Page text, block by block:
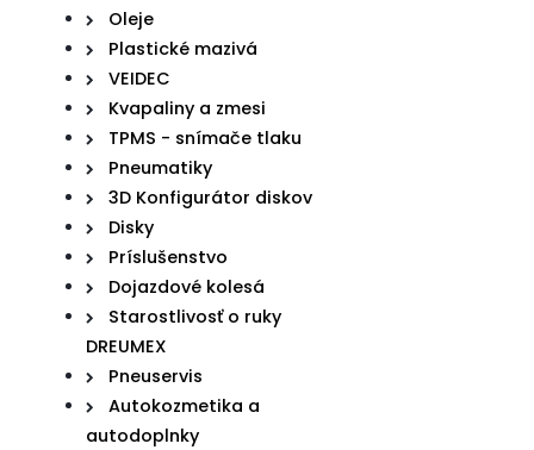
Oleje
Plastické mazivá
VEIDEC
Kvapaliny a zmesi
TPMS - snímače tlaku
Pneumatiky
3D Konfigurátor diskov
Disky
Príslušenstvo
Dojazdové kolesá
Starostlivosť o ruky
DREUMEX
Pneuservis
Autokozmetika a
autodoplnky